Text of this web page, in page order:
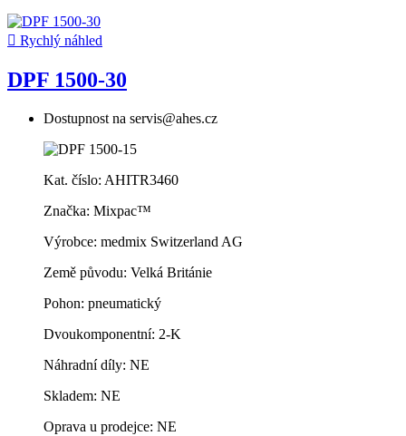
 Rychlý náhled
DPF 1500-30
Dostupnost na servis@ahes.cz
Kat. číslo: AHITR3460
Značka: Mixpac™
Výrobce: medmix Switzerland AG
Země původu: Velká Británie
Pohon: pneumatický
Dvoukomponentní: 2-K
Náhradní díly: NE
Skladem: NE
Oprava u prodejce: NE